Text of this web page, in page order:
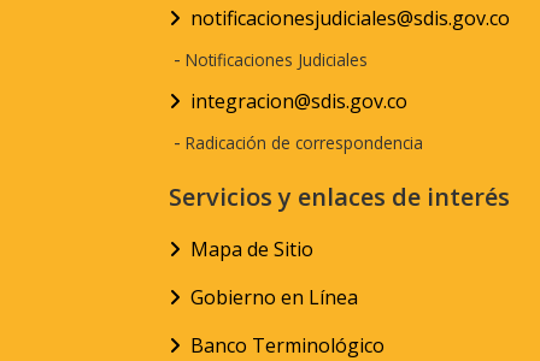
notificacionesjudiciales@sdis.gov.co
- Notificaciones Judiciales
integracion@sdis.gov.co
- Radicación de correspondencia
Servicios y enlaces de interés
Mapa de Sitio
Gobierno en Línea
Banco Terminológico